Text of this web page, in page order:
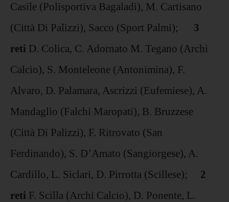
Casile (Polisportiva Bagaladi), M. Cartisano
(Città Di Palizzi), Sacco (Sport Palmi); 3
reti D. Colica, C. Adornato M. Tegano (Archi
Calcio), S. Monteleone (Antonimina), F.
Alvaro, D. Palamara, Ascrizzi (Eufemiese), A.
Mandaglio (Falchi Maropati), B. Bruzzese
(Città Di Palizzi), F. Ritrovato (San
Ferdinando), S. D’Amato (Sangiorgese), A.
Cardillo, L. Siclari, D. Pirrotta (Scillese); 2
reti F. Scilla (Archi Calcio), D. Ponente, L.